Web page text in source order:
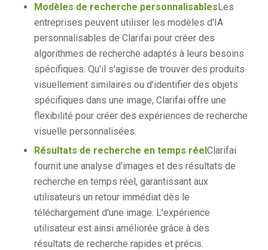
Modèles de recherche personnalisablesLes
entreprises peuvent utiliser les modèles d'IA
personnalisables de Clarifai pour créer des
algorithmes de recherche adaptés à leurs besoins
spécifiques. Qu'il s'agisse de trouver des produits
visuellement similaires ou d'identifier des objets
spécifiques dans une image, Clarifai offre une
flexibilité pour créer des expériences de recherche
visuelle personnalisées.
Résultats de recherche en temps réelClarifai
fournit une analyse d'images et des résultats de
recherche en temps réel, garantissant aux
utilisateurs un retour immédiat dès le
téléchargement d'une image. L'expérience
utilisateur est ainsi améliorée grâce à des
résultats de recherche rapides et précis.